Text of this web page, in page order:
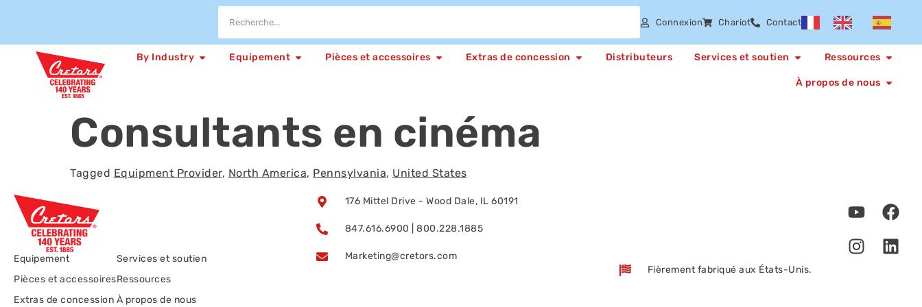
Connexion Chariot Contact
By Industry Equipement Pièces et accessoires Extras de concession Distributeurs Services et soutien Ressources
À propos de nous
Consultants en cinéma
Tagged Equipment Provider, North America, Pennsylvania, United States
Equipement
Pièces et accessoires
Extras de concession
Services et soutien
Ressources
À propos de nous
176 Mittel Drive - Wood Dale, IL 60191
847.616.6900 | 800.228.1885
Marketing@cretors.com
Fièrement fabriqué aux États-Unis.